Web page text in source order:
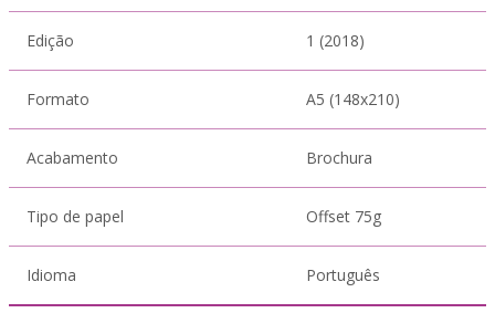
Edição 1 (2018)
Formato A5 (148x210)
Acabamento Brochura
Tipo de papel Offset 75g
Idioma Português